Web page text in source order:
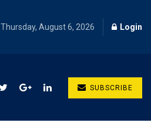
Thursday, August 6, 2026 Login
SUBSCRIBE